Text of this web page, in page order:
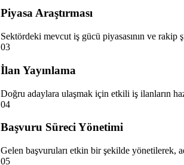
Piyasa Araştırması
Sektördeki mevcut iş gücü piyasasının ve
03
İlan Yayınlama
Doğru adaylara ulaşmak için etkili iş ilanların
04
Başvuru Süreci Yönetimi
Gelen başvuruları etkin bir şekilde yönetilerek,
05